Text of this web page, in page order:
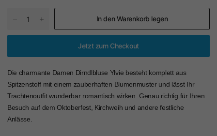
In den Warenkorb legen
Jetzt zum Checkout
Die charmante Damen Dirndlbluse Ylvie besteht komplett aus
Spitzenstoff mit einem zauberhaften Blumenmuster und lässt Ihr
Trachtenoutfit wunderbar romantisch wirken. Genau richtig für Ihren
Besuch auf dem Oktoberfest, Kirchweih und andere festliche
Anlässe.